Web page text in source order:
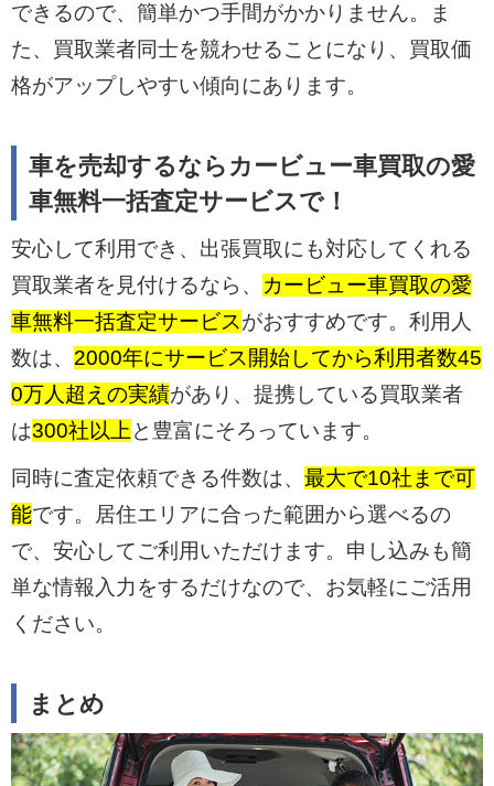
できるので、簡単かつ手間がかかりません。ま
た、買取業者同士を競わせることになり、買取価
格がアップしやすい傾向にあります。
車を売却するならカービュー車買取の愛
車無料一括査定サービスで！
安心して利用でき、出張買取にも対応してくれる
買取業者を見付けるなら、
カービュー車買取の愛
車無料一括査定サービスがおすすめです。利用人
数は、 2000年にサービス開始してから利用者数45
0万人超えの実績があり、提携している買取業者
は300社以上と豊富にそろっています。
同時に査定依頼できる件数は、 最大で10社まで可
能です。居住エリアに合った範囲から選べるの
で、安心してご利用いただけます。申し込みも簡
単な情報入力をするだけなので、お気軽にご活用
ください。
まとめ